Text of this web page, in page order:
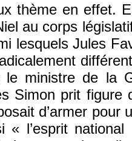
thème en effet.
au corps
lesquels Jules
le ministre de la
Simon prit figure
d’armer pour
« l’esprit